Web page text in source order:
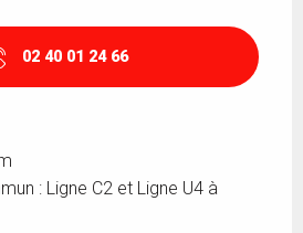
02 40 01 24 66
: Ligne C2 et Ligne U4 à